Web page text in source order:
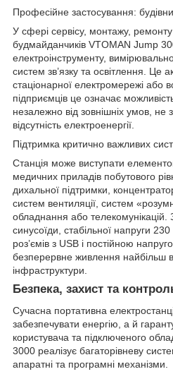
Професійне застосування:
У сфері сервісу, монтажу,
будмайданчиків VTOMAN Jump
електроінструменту,
систем зв’язку та освітлення. Це
стаціонарної електромережі або
підприємців це означає
незалежно від зовнішніх умов,
відсутність електроенергії.
Підтримка критично важливих
Станція може виступати
медичних приладів побутового
дихальної підтримки,
систем вентиляції, систем
обладнання або
синусоїди, стабільної напруги
роз’ємів з USB і постійною
безперервне живлення найбільш
інфраструктури.
Безпека, захист та
Сучасна портативна
забезпечувати енергію, а й
користувача та підключеного
3000 реалізує багаторівневу
апаратні та програмні механізми.